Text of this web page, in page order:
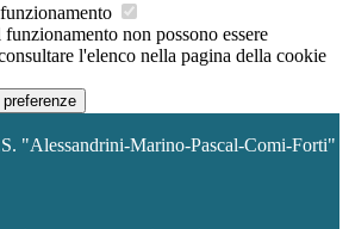
non possono essere
l'elenco nella pagina della cookie
"Alessandrini-Marino-Pascal-Comi-Forti"